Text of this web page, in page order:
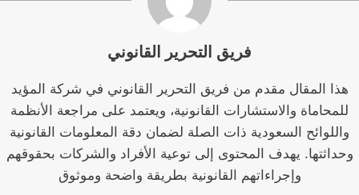
فريق التحرير القانوني
هذا المقال مقدم من فريق التحرير القانوني في شركة المؤيد
للمحاماة والاستشارات القانونية، ويعتمد على مراجعة الأنظمة
واللوائح السعودية ذات الصلة لضمان دقة المعلومات القانونية
وحداثتها. يهدف المحتوى إلى توعية الأفراد والشركات بحقوقهم
وإجراءاتهم القانونية بطريقة واضحة وموثوق